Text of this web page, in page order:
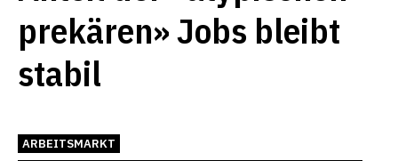
prekären» Jobs bleibt
stabil
ARBEITSMARKT